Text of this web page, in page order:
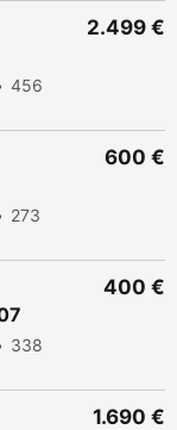
456
2.499 €
273
600 €
338
400 €
1.690 €